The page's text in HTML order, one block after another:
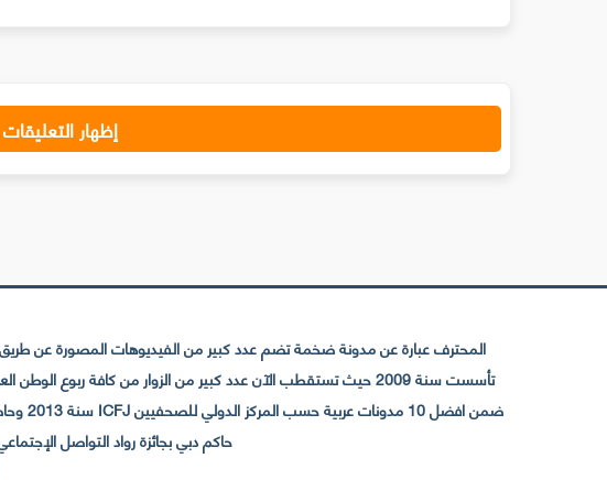
إظهار التعليقات
المحترف عبارة عن مدونة ضخمة تضم عدد كبير من الفيديوهات المصورة عن
حاكم دبي بجائزة رواد التواصل الإجتماعي عن فئة التكنولوجيا سنة 2015